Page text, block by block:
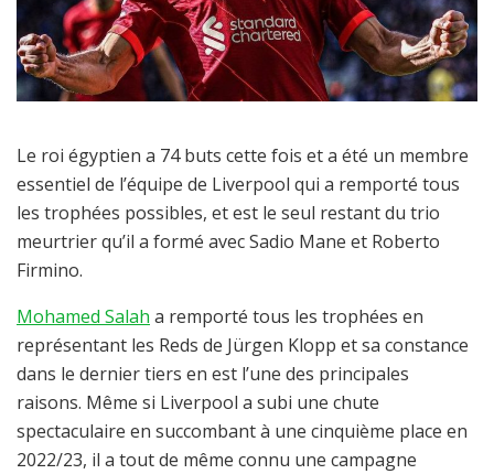
Le roi égyptien a 74 buts cette fois et a été un membre
essentiel de l’équipe de Liverpool qui a remporté tous
les trophées possibles, et est le seul restant du trio
meurtrier qu’il a formé avec Sadio Mane et Roberto
Firmino.
Mohamed Salah a remporté tous les trophées en
représentant les Reds de Jürgen Klopp et sa constance
dans le dernier tiers en est l’une des principales
raisons. Même si Liverpool a subi une chute
spectaculaire en succombant à une cinquième place en
2022/23, il a tout de même connu une campagne